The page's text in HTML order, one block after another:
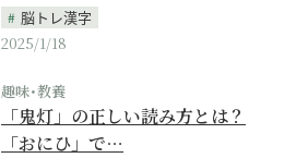
脳トレ漢字
2025/1/18
趣味･教養
「鬼灯」の正しい読み方とは？
「おにひ」で…